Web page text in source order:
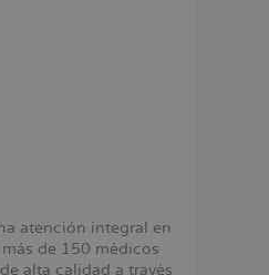
atención integral en
de 150 médicos
alta calidad a través